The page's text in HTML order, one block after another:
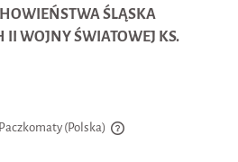
ŚLĄSKA
II WOJNY ŚWIATOWEJ KS.
(Polska)
płatności